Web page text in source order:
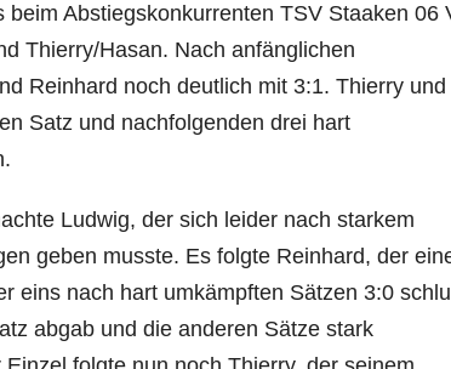
Abstiegskonkurrenten TSV Staaken 06
Thierry/Hasan. Nach anfänglichen
Reinhard noch deutlich mit 3:1. Thierry und
Satz und nachfolgenden drei hart
Ludwig, der sich leider nach starkem
geben musste. Es folgte Reinhard, der
eins nach hart umkämpften Sätzen 3:0
abgab und die anderen Sätze stark